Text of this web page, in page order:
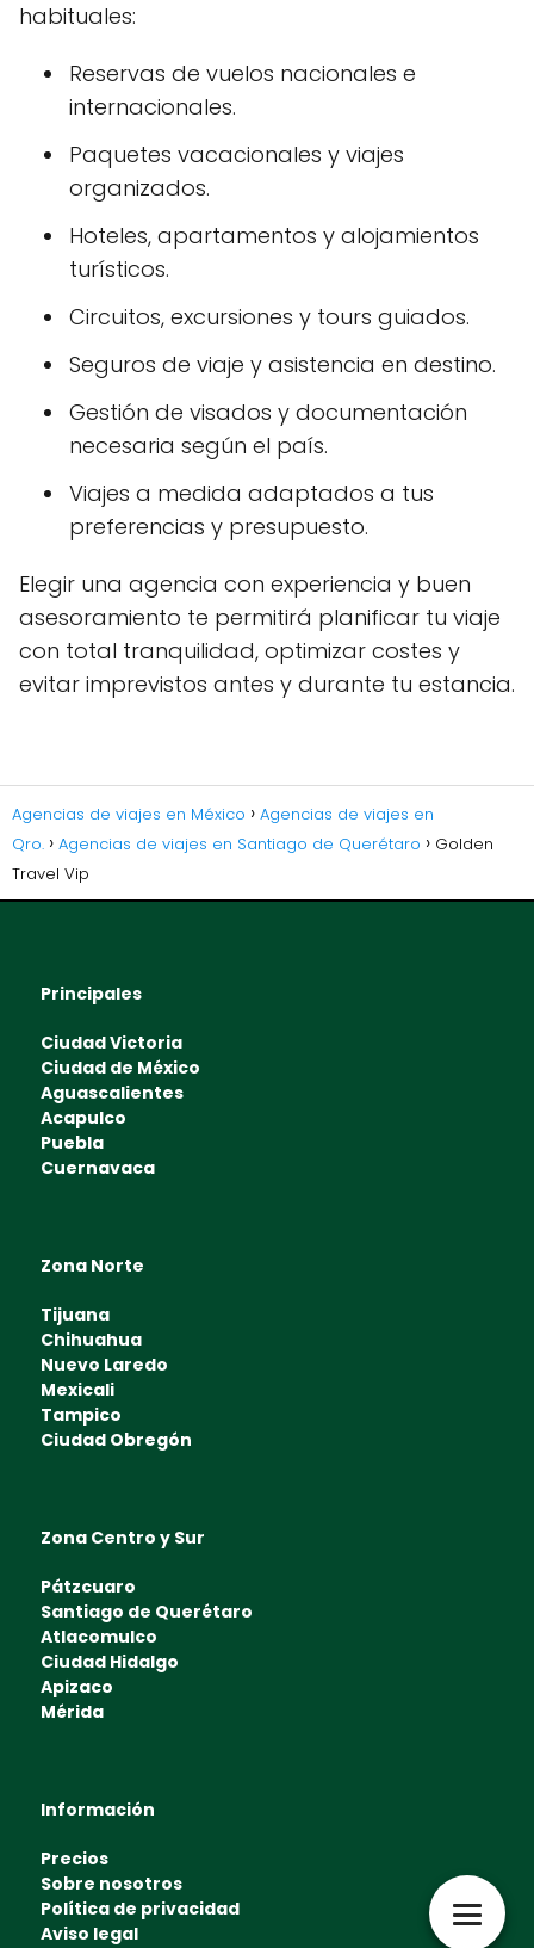
habituales:
Reservas de vuelos nacionales e
internacionales.
Paquetes vacacionales y viajes
organizados.
Hoteles, apartamentos y alojamientos
turísticos.
Circuitos, excursiones y tours guiados.
Seguros de viaje y asistencia en destino.
Gestión de visados y documentación
necesaria según el país.
Viajes a medida adaptados a tus
preferencias y presupuesto.
Elegir una agencia con experiencia y buen
asesoramiento te permitirá planificar tu viaje
con total tranquilidad, optimizar costes y
evitar imprevistos antes y durante tu estancia.
Agencias de viajes en México
Agencias de viajes en
Qro.
Agencias de viajes en Santiago de Querétaro
Golden
Travel Vip
Principales
Ciudad Victoria
Ciudad de México
Aguascalientes
Acapulco
Puebla
Cuernavaca
Zona Norte
Tijuana
Chihuahua
Nuevo Laredo
Mexicali
Tampico
Ciudad Obregón
Zona Centro y Sur
Pátzcuaro
Santiago de Querétaro
Atlacomulco
Ciudad Hidalgo
Apizaco
Mérida
Información
Precios
Sobre nosotros
Política de privacidad
Aviso legal